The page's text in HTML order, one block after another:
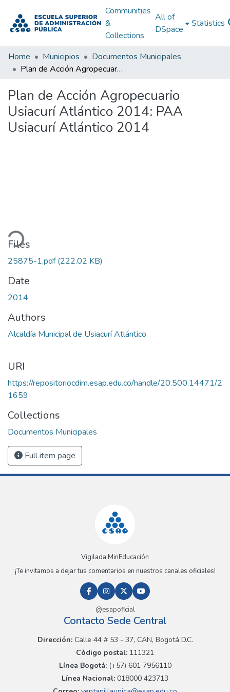
Communities
&
Collections
All of
DSpace
Statistics
Home Municipios
Documentos Municipales
Plan de Acción Agropecuario Usiacurí Atlántico 2014: PAA Usiacurí Atlántico 2014
Plan de Acción Agropecuario
Usiacurí Atlántico 2014: PAA
Usiacurí Atlántico 2014
Files
25875-1.pdf(222.02 KB)
Date
2014
Authors
Alcaldía Municipal de Usiacurí Atlántico
URI
https://repositoriocdim.esap.edu.co/handle/20.500.14471/2
1659
Collections
Documentos Municipales
Full item page
Vigilada MinEducación
¡Te invitamos a dejar tus comentarios en nuestros canales oficiales!
@esapoficial
Contacto Sede Central
Dirección:Calle 44 # 53 - 37, CAN, Bogotá D.C.
Código postal: 111321
Línea Bogotá:(+57) 601 7956110
Línea Nacional: 018000 423713